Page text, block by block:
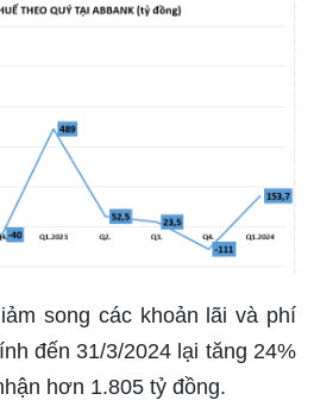
song các khoản lãi và phí
đến 31/3/2024 lại tăng 24%
hơn 1.805 tỷ đồng.